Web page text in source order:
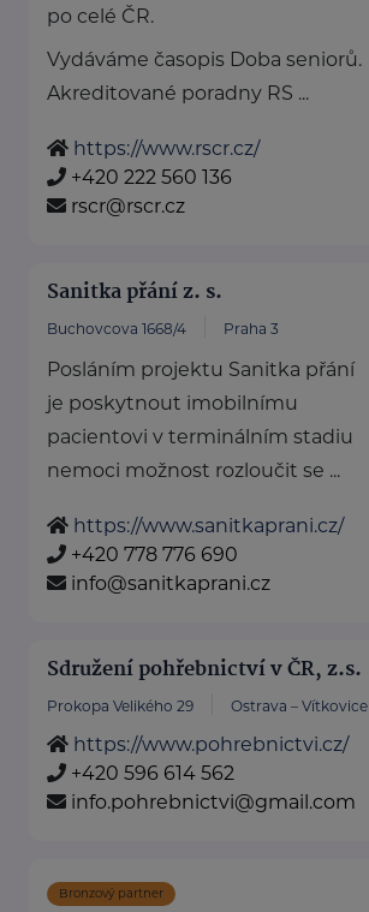
po celé ČR.
Vydáváme časopis Doba seniorů.
Akreditované poradny RS ...
https://www.rscr.cz/
+420 222 560 136
rscr@rscr.cz
Sanitka přání z. s.
Buchovcova 1668/4 Praha 3
Posláním projektu Sanitka přání
je poskytnout imobilnímu
pacientovi v terminálním stadiu
nemoci možnost rozloučit se ...
https://www.sanitkaprani.cz/
+420 778 776 690
info@sanitkaprani.cz
Sdružení pohřebnictví v ČR, z.s.
Prokopa Velikého 29 Ostrava – Vítkovice
https://www.pohrebnictvi.cz/
+420 596 614 562
info.pohrebnictvi@gmail.com
Bronzový partner